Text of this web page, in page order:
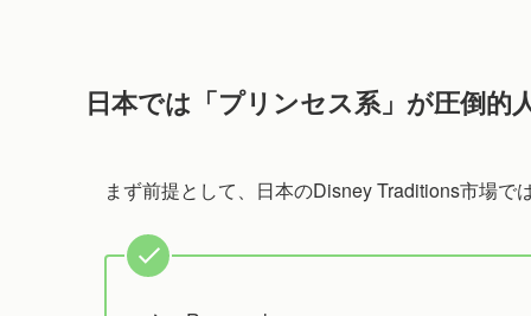
日本では「プリンセス系」が圧倒的
まず前提として、日本のDisney Traditions市場で